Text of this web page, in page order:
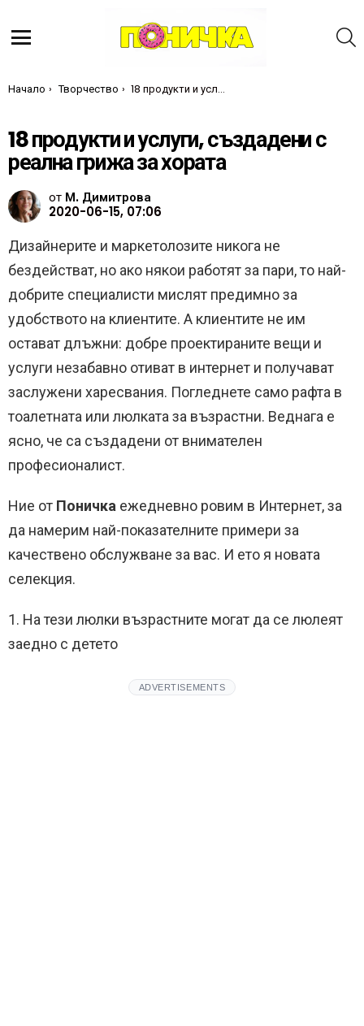
Ти си тук:
Начало Творчество 18 продукти и услуги, създадени с реална грижа за хората
18 продукти и услуги, създадени с
реална грижа за хората
от М. Димитрова
2020-06-15, 07:06
Дизайнерите и маркетолозите никога не
бездействат, но ако някои работят за пари, то най-
добрите специалисти мислят предимно за
удобството на клиентите. А клиентите не им
остават длъжни: добре проектираните вещи и
услуги незабавно отиват в интернет и получават
заслужени харесвания. Погледнете само рафта в
тоалетната или люлката за възрастни. Веднага е
ясно, че са създадени от внимателен
професионалист.
Ние от Поничка ежедневно ровим в Интернет, за
да намерим най-показателните примери за
качествено обслужване за вас. И ето я новата
селекция.
1. На тези люлки възрастните могат да се люлеят
заедно с детето
ADVERTISEMENTS